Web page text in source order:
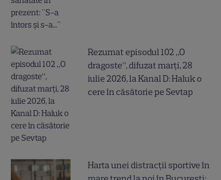
Rezumat episodul 102 „O
dragoste”, difuzat marți, 28
iulie 2026, la Kanal D: Haluk o
cere în căsătorie pe Sevtap
Harta unei distracții sportive în